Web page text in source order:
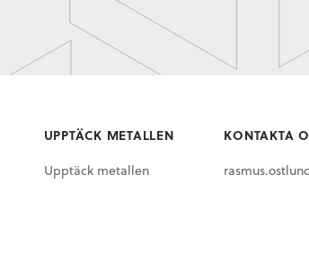
UPPTÄCK METALLEN
Upptäck metallen
KONTAKTA